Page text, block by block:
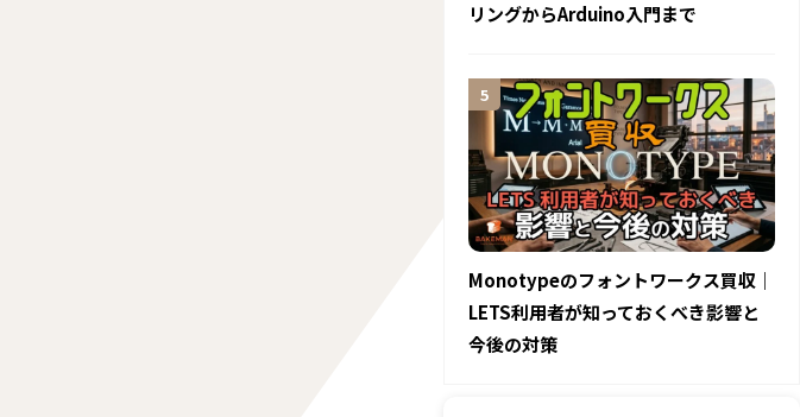
リングからArduino入門まで
Monotypeのフォントワークス買収｜
LETS利用者が知っておくべき影響と
今後の対策